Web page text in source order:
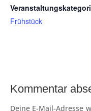
Frühstück
Kommentar
Deine E-Mail-Adresse